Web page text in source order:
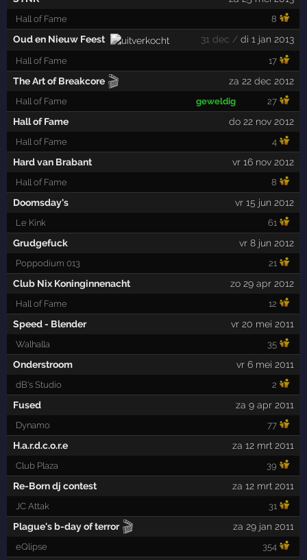
Hall of Fame 8
Oud en Nieuw Feest 31 dec /di 1 jan 2013
Hall of Fame 17
The Art of Breakcore 🎬 za 22 dec 2012
Hall of Fame geweldig 27
Hall of Fame do 22 nov 2012
Hall of Fame 4
Hard van Brabant vr 16 nov 2012
Hall of Fame 8
Doomsday's vr 15 jun 2012
Le Kink 61
Grudgefuck vr 8 jun 2012
Poppodium 013 21
Club Nix Koninginnenacht zo 29 apr 2012
Hall of Fame 12
Speed - Blender vr 20 mei 2011
Walhalla 35
Onderstroom vr 6 mei 2011
dB's Studio 2
Fused za 9 apr 2011
Dynamo 77
H.a.r.d.c.o.r.e za 12 mrt 2011
Club Plaza 39
Re-Born dj contest za 12 mrt 2011
JC Attak 31
Plague's b-day of terror 🎬 za 29 jan 2011
eQlipse 354